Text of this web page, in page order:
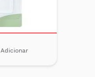
Adicionar